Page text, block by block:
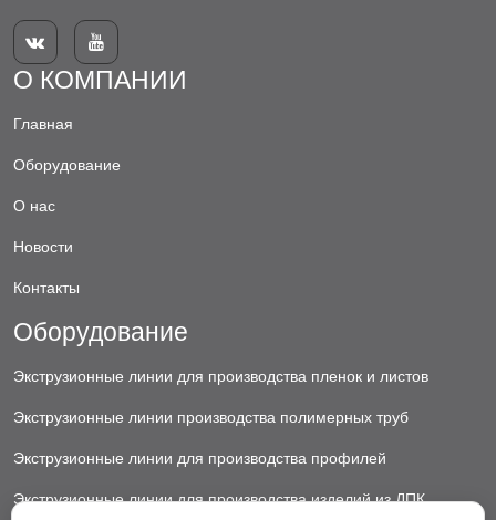
 
О КОМПАНИИ
Главная
Оборудование
О нас
Новости
Контакты
Оборудование
Экструзионные линии для производства пленок и листов
Экструзионные линии производства полимерных труб
Экструзионные линии для производства профилей
Экструзионные линии для производства изделий из ДПК